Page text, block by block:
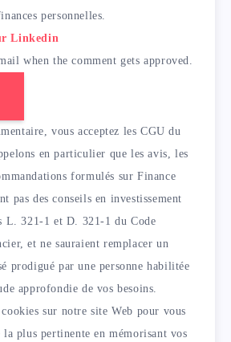
personnelles.
Linkedin
when the comment gets approved.
vous acceptez les CGU du
en particulier que les avis, les
formulés sur Finance
pas des conseils en investissement
L. 321-1 et D. 321-1 du Code
et ne sauraient remplacer un
prodigué par une personne habilitée
approfondie de vos besoins.
sur notre site Web pour vous
plus pertinente en mémorisant vos